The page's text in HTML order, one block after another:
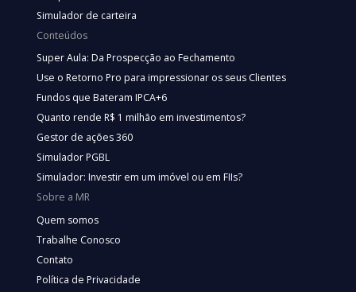
Simulador de carteira
Conteúdos
Super Aula: Da Prospecção ao Fechamento
Use o Retorno Pro para impressionar os seus Clientes
Fundos que Bateram IPCA+6
Quanto rende R$ 1 milhão em investimentos?
Gestor de ações 360
Simulador PGBL
Simulador: Investir em um imóvel ou em FIIs?
Sobre a MR
Quem somos
Trabalhe Conosco
Contato
Política de Privacidade